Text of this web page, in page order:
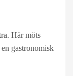
Här möts
gastronomisk